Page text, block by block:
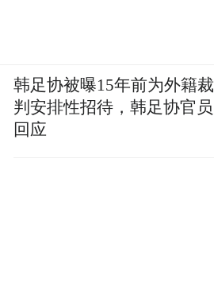
韩足协被曝15年前为外籍裁
判安排性招待，韩足协官员
回应